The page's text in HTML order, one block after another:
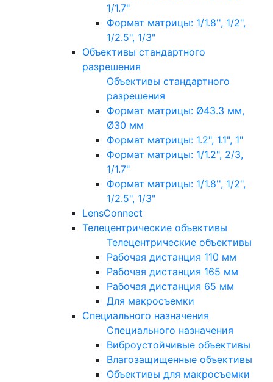
1/1.7"
Формат матрицы: 1/1.8'', 1/2",
1/2.5", 1/3"
Объективы стандартного
разрешения
Объективы стандартного
разрешения
Формат матрицы: Ø43.3 мм,
Ø30 мм
Формат матрицы: 1.2", 1.1", 1"
Формат матрицы: 1/1.2", 2/3,
1/1.7"
Формат матрицы: 1/1.8'', 1/2",
1/2.5", 1/3"
LensConnect
Телецентрические объективы
Телецентрические объективы
Рабочая дистанция 110 мм
Рабочая дистанция 165 мм
Рабочая дистанция 65 мм
Для макросъемки
Специального назначения
Специального назначения
Виброустойчивые объективы
Влагозащищенные объективы
Объективы для макросъемки